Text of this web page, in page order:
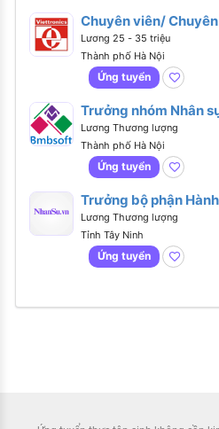
Chuyên viên/
Lương 25 - 35 triệu
Thành phố Hà Nội
Ứng tuyển
Trưởng nhóm Nhân
Lương Thương lượng
Thành phố Hà Nội
Ứng tuyển
Trưởng bộ phận
tại Long An, có xe
Lương Thương lượng
Tỉnh Tây Ninh
Ứng tuyển